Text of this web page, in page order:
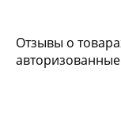
Отзывы о